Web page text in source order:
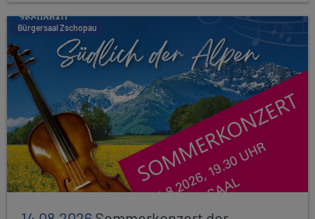
Bürgersaal Zschopau